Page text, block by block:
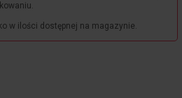
w ilości dostępnej na magazynie.